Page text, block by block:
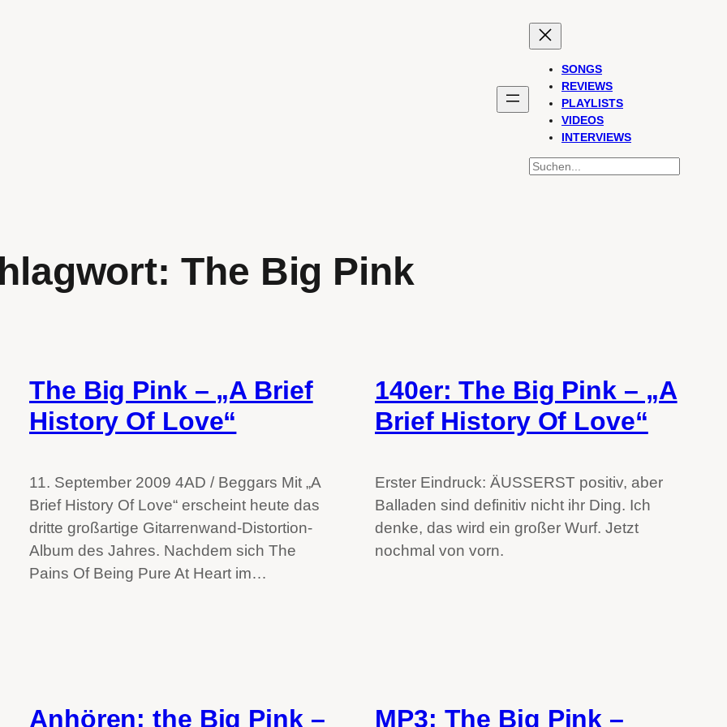
SONGS
REVIEWS
PLAYLISTS
VIDEOS
INTERVIEWS
SUCHEN
The Big Pink
The Big Pink – „A Brief
History Of Love“
11. September 2009 4AD / Beggars Mit „A
Brief History Of Love“ erscheint heute das
dritte großartige Gitarrenwand-Distortion-
Album des Jahres. Nachdem sich The
Pains Of Being Pure At Heart im…
140er: The Big Pink – „A
Brief History Of Love“
Erster Eindruck: ÄUSSERST positiv, aber
Balladen sind definitiv nicht ihr Ding. Ich
denke, das wird ein großer Wurf. Jetzt
nochmal von vorn.
Anhören: the Big Pink – MP3: The Big Pink –